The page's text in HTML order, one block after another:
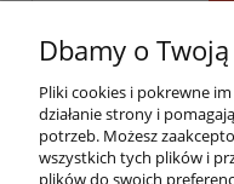
«
Dbamy o
Pliki cookies i pokrewne
działanie strony i
potrzeb. Możesz
wszystkich tych plików i
plików do swoich